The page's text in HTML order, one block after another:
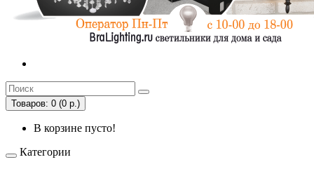
Товаров: 0 (0 р.)
В корзине пусто!
Категории